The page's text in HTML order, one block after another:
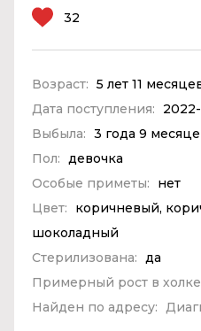
32
Возраст: 5 лет 11
Дата поступления:
Выбыла: 3 года 9
Пол:
девочка
Особые приметы:
нет
Цвет:
коричневый,
шоколадный
Стерилизована:
да
Примерный рост в
Найден по адресу: